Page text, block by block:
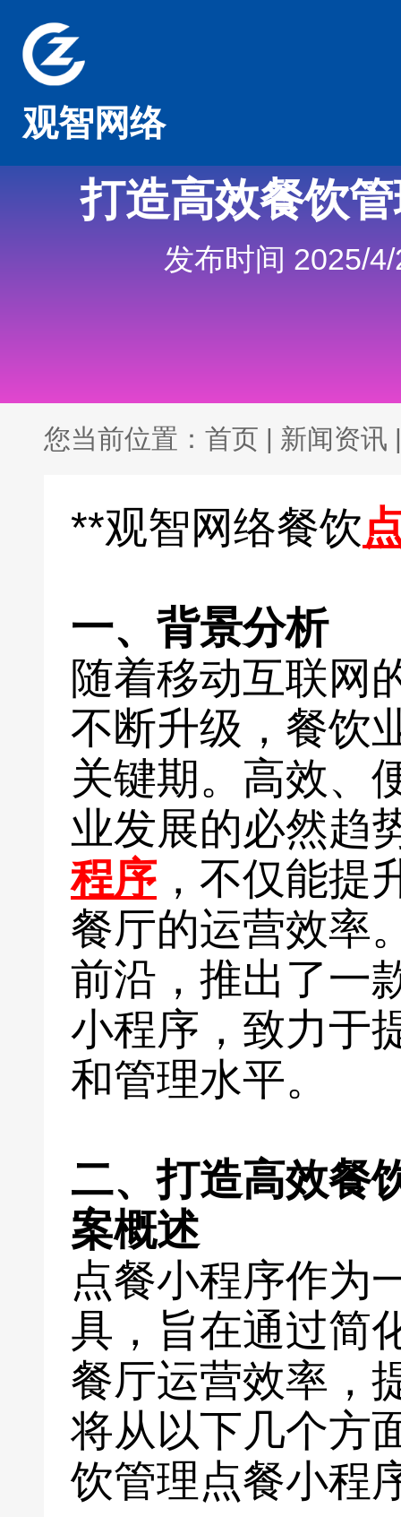
观智网络
打造高效餐饮
发布时间 2025/
您当前位置： 首页 | 新闻资讯 |
**观智网络餐饮
一、背景分析
随着移动互联网
不断升级，餐饮
关键期。高效、
业发展的必然趋
程序 ，不仅能提
餐厅的运营效率
前沿，推出了一
小程序，致力于
和管理水平。
二、打造高效餐
案概述
点餐小程序作为
具，旨在通过简
餐厅运营效率，
将从以下几个方
饮管理点餐小程